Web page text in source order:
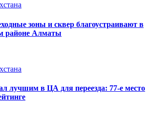
зоны и сквер благоустраивают в
районе Алматы
лучшим в ЦА для переезда: 77-е место